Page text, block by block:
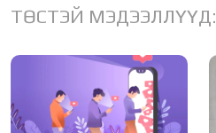
ТӨСТЭЙ МЭДЭЭЛЛҮҮД: